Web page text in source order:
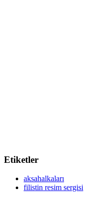
Etiketler
aksahalkaları
filistin resim sergisi